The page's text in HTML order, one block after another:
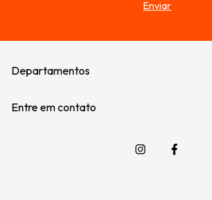
Departamentos
Entre em contato